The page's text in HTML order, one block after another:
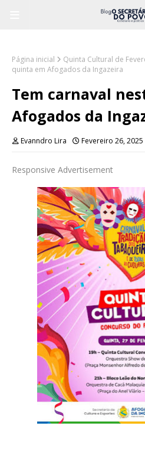
Página inicial Quinta Cultural de
quinta em Afogados da Ingazeira
Tem carnaval
Afogados da
Evanndro Lira Fevereiro 26, 2025
Responsive Advertisement